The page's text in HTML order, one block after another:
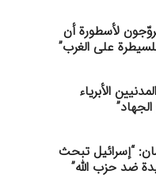
لأسطورة أن
على الغرب”
الأبرياء
“إسرائيل تبحث
ضد حزب الله”